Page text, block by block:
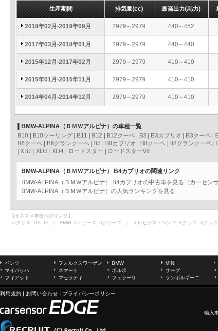
生産期間 排気量(cc) 最高出力(馬力)
2018年02月-2019年09月 2979～2979 440～452
2017年03月-2018年01月 2979～2979 440～440
2015年12月-2017年02月 2979～2979 410～410
2015年01月-2015年11月 2979～2979 410～410
2014年04月-2014年12月 2979～2979 410～410
BMW-ALPINA（ＢＭＷアルピナ）の車種一覧
B10
B10ツーリング B11 B12 B12クーペ B3 B3カブリオ B3クーペ
B6クーペ
B6グランクーペ B7 B8カブリオ B8クーペ B8グランクーペ
XB7 XD3 XD4 ロードスター ロードスターV8
BMW-ALPINA（ＢＭＷアルピナ） B4カブリオの関連リンク
BMW-ALPINA（ＢＭＷアルピナ） B4カブリオの中古車を見る（カーセン
BMW-ALPINA（ＢＭＷアルピナ）の人気ランキングを見る
【オススメ車種へのリンク】
レクサス GS IS ｜ BMW 3シリーズ 5シリーズ ｜ メルセデス・ベンツ Eクラス Sクラス
ベンツ フォルクスワーゲン BMW
MINI
マイバッハ
スマート ボルボ
サーブ
フィアット
マセラティ フェラーリ ランボルギーニ
利用規約 | お問い合わせ | プライバシーポリシー
輸入